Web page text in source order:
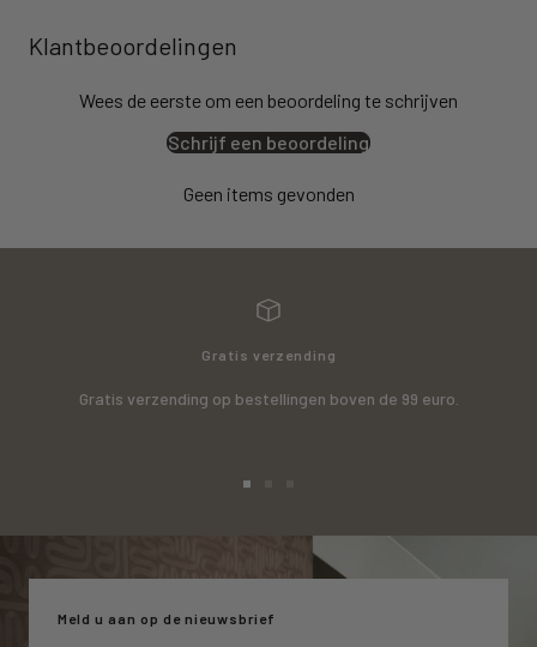
Klantbeoordelingen
Wees de eerste om een beoordeling te schrijven
Schrijf een beoordeling
Geen items gevonden
Gratis verzending
Gratis verzending op bestellingen boven de 99 euro.
1
2
slide
3
Meld u aan op de nieuwsbrief